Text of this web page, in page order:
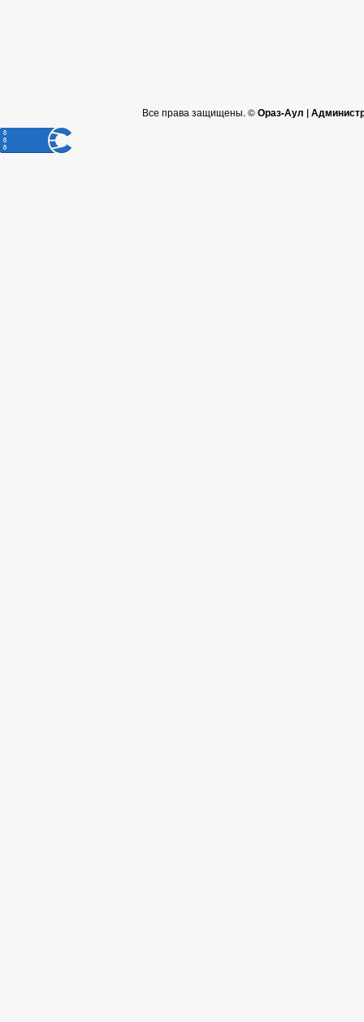
Все права защищены. ©Ораз-Аул |